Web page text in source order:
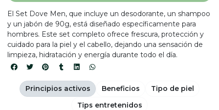
El Set Dove Men, que incluye un desodorante, un shampoo
y un jabón de 90g, está diseñado específicamente para
hombres. Este set completo ofrece frescura, protección y
cuidado para la piel y el cabello, dejando una sensación de
limpieza, hidratación y energía durante todo el día.
Principios activos Beneficios
Tipo de piel
Tips entretenidos